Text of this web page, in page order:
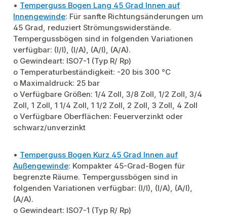
• Temperguss Bogen Lang 45 Grad Innen auf
Innengewinde: Für sanfte Richtungsänderungen um
45 Grad, reduziert Strömungswiderstände.
Tempergussbögen sind in folgenden Variationen
verfügbar: (I/I), (I/A), (A/I), (A/A).
o Gewindeart: ISO7-1 (Typ R/ Rp)
o Temperaturbeständigkeit: -20 bis 300 °C
o Maximaldruck: 25 bar
o Verfügbare Größen: 1/4 Zoll, 3/8 Zoll, 1/2 Zoll, 3/4
Zoll, 1 Zoll, 1 1/4 Zoll, 1 1/2 Zoll, 2 Zoll, 3 Zoll, 4 Zoll
o Verfügbare Oberflächen: Feuerverzinkt oder
schwarz/unverzinkt
• Temperguss Bogen Kurz 45 Grad Innen auf
Außengewinde: Kompakter 45-Grad-Bogen für
begrenzte Räume. Tempergussbögen sind in
folgenden Variationen verfügbar: (I/I), (I/A), (A/I),
(A/A).
o Gewindeart: ISO7-1 (Typ R/ Rp)